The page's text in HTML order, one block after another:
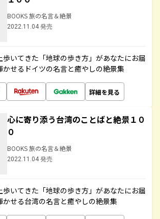
BOOKS 旅の名言＆絶景
2022.11.04 発売
いてきた「地球の歩き方」があなたにお届
かせるドイツの名言と癒やしの絶景集
詳細を見る
心に寄り添う台湾のことばと絶景１０
０
BOOKS 旅の名言＆絶景
2022.11.04 発売
いてきた「地球の歩き方」があなたにお届
かせる台湾の名言と癒やしの絶景集